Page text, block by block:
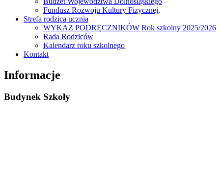
Fundusz Rozwoju Kultury Fizycznej,
Strefa rodzica ucznia
WYKAZ PODRĘCZNIKÓW Rok szkolny 2025/2026
Rada Rodziców
Kalendarz roku szkolnego
Kontakt
Informacje
Budynek Szkoły